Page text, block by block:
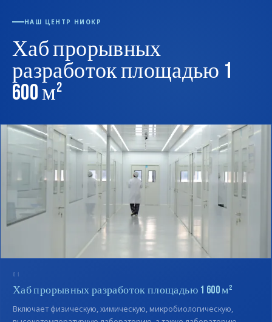
НАШ ЦЕНТР НИОКР
Хаб прорывных
разработок площадью 1
600 м²
01
Хаб прорывных разработок площадью 1 600 м²
Включает физическую, химическую, микробиологическую,